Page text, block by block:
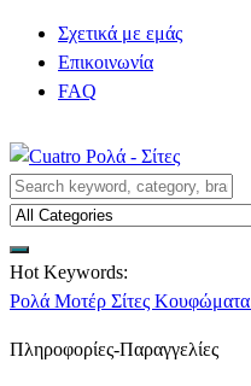
Σχετικά με εμάς
Επικοινωνία
FAQ
Hot Keywords:
Ρολά Μοτέρ Σίτες Κουφώματα
Πληροφορίες-Παραγγελίες